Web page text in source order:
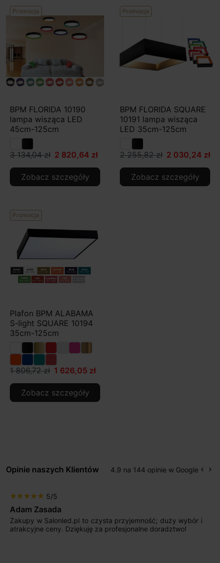
Promocja
BPM FLORIDA 10190
lampa wisząca LED
45cm-125cm
3 134,04 zł 2 820,64 zł
Zobacz szczegóły
Promocja
BPM FLORIDA SQUARE
10191 lampa wisząca
LED 35cm-125cm
2 255,82 zł 2 030,24 zł
Zobacz szczegóły
Promocja
Plafon BPM ALABAMA
S-light SQUARE 10194
35cm-125cm
1 806,72 zł 1 626,05 zł
Zobacz szczegóły
Opinie naszych Klientów 4.9 na 144 opinie w Google keyboard_arrow_left keyboard_arrow_right
starstarstarstarstar 5/5
Max777
Jestem bardzo zadowolony. Przede wszystkim od
początku uderzyło mnie profesjonalne podejście